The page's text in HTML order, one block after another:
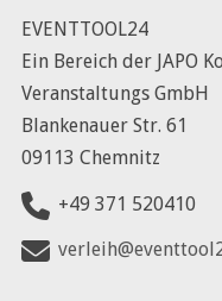
EVENTTOOL24
Ein Bereich der JAPO
Veranstaltungs GmbH
Blankenauer Str. 61
09113 Chemnitz
+49 371 520410